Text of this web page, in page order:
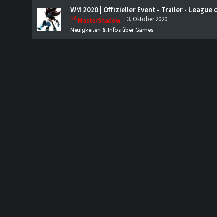
WM 2020 | Offizieller Event - Trailer - League
HA MasterShadow
3. Oktober 2020
Neuigkeiten & Infos über Games